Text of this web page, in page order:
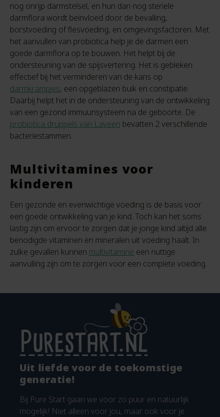
nog onrijp darmstelsel, en hun dan nog steriele
darmflora wordt beïnvloed door de bevalling,
borstvoeding of flesvoeding, en omgevingsfactoren. Met
het aanvullen van probiotica help je de darmen een
goede darmflora op te bouwen. Het helpt bij de
ondersteuning van de spijsvertering. Het is gebleken
effectief bij het verminderen van de kans op
darmkrampjes, een opgeblazen buik en constipatie.
Daarbij helpt het in de ondersteuning van de ontwikkeling
van een gezond immuunsysteem na de geboorte. De
probiotica druppels van Laveen bevatten 2 verschillende
bacteriestammen.
Multivitamines voor
kinderen
Een gezonde en evenwichtige voeding is de basis voor
een goede ontwikkeling van je kind. Toch kan het soms
lastig zijn om ervoor te zorgen dat je jonge kind altijd alle
benodigde vitaminen en mineralen uit voeding haalt. In
zulke gevallen kunnen multivitamine een nuttige
aanvulling zijn om te zorgen voor een complete voeding.
Uit liefde voor de toekomstige
generatie!
Bij Pure Start gaan we voor zo puur en natuurlijk
mogelijk! Niet alleen voor jou, maar ook voor je